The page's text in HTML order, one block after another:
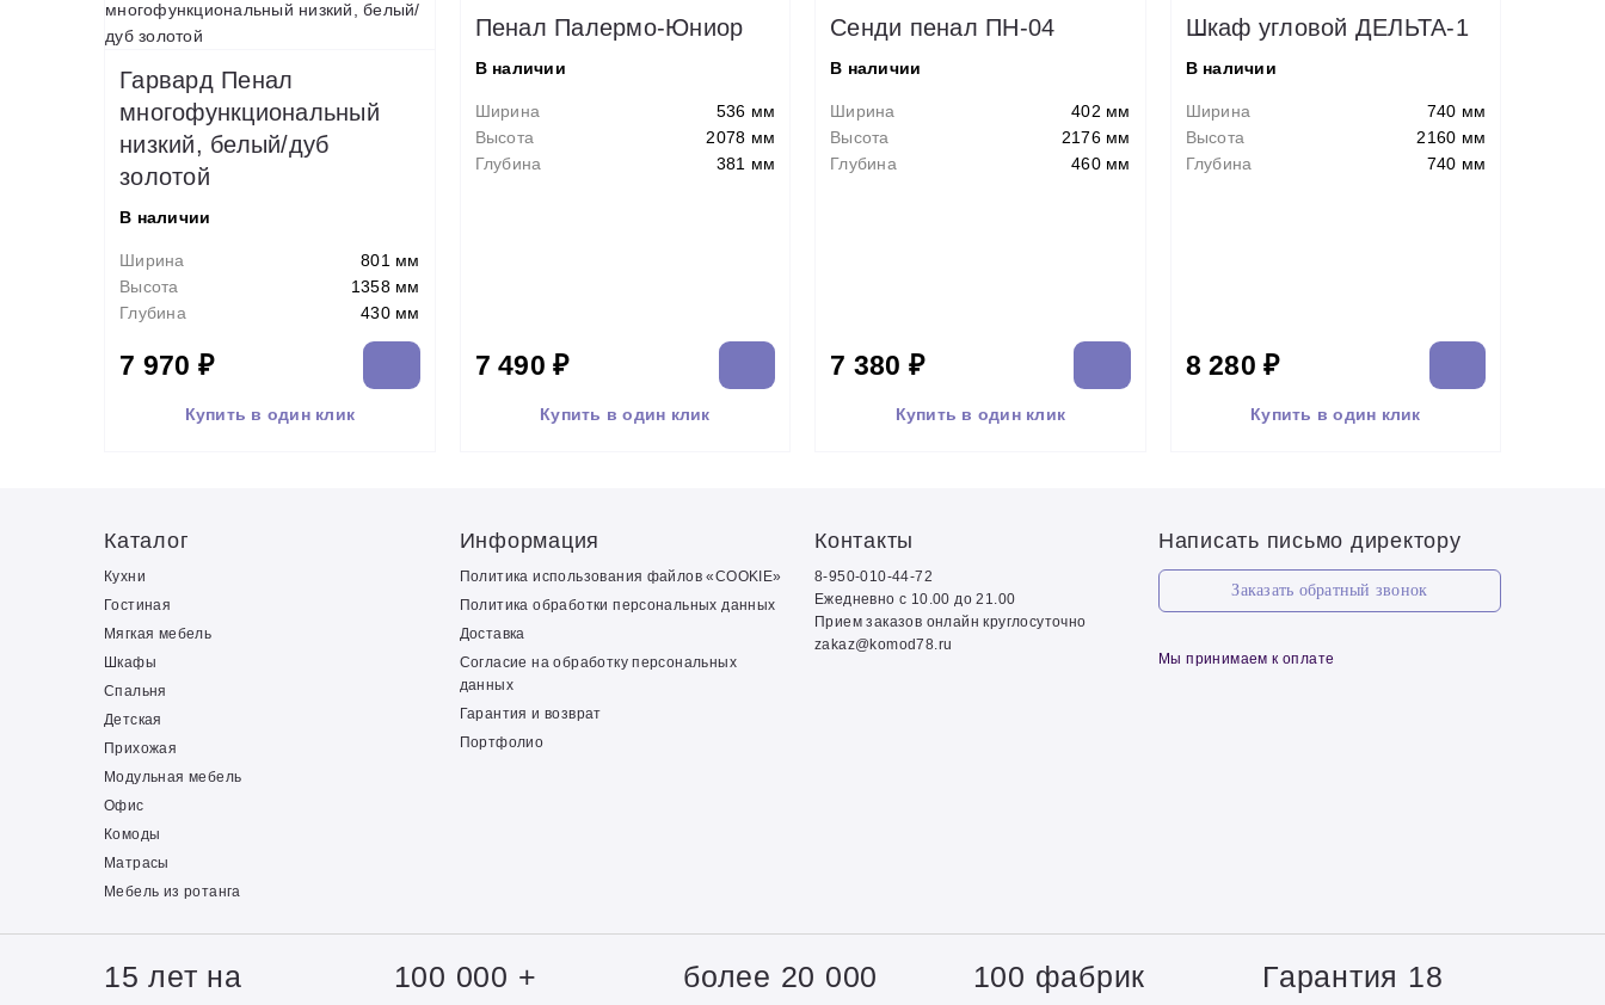
Гарвард Пенал
многофункциональный
низкий, белый/дуб
золотой
В наличии
Ширина
801 мм
Высота
1358 мм
Глубина
430 мм
7 970 ₽
Купить в один клик
Пенал Палермо-Юниор
В наличии
Ширина
536 мм
Высота
2078 мм
Глубина
381 мм
7 490 ₽
Купить в один клик
Сенди пенал ПН-04
В наличии
Ширина
402 мм
Высота
2176 мм
Глубина
460 мм
7 380 ₽
Купить в один клик
Шкаф угловой ДЕЛЬТА-1
В наличии
Ширина
740 мм
Высота
2160 мм
Глубина
740 мм
8 280 ₽
Купить в один клик
Каталог
Кухни
Гостиная
Мягкая мебель
Шкафы
Спальня
Детская
Прихожая
Модульная мебель
Офис
Комоды
Матрасы
Мебель из ротанга
Информация
Политика использования файлов «COOKIE»
Политика обработки персональных данных
Доставка
Согласие на обработку персональных
данных
Гарантия и возврат
Портфолио
Контакты
8-950-010-44-72
Ежедневно с 10.00 до 21.00
Прием заказов онлайн круглосуточно
zakaz@komod78.ru
Написать письмо директору
Заказать обратный звонок
Мы принимаем к оплате
15 лет на
100 000 +
более 20 000
100 фабрик
Гарантия 18